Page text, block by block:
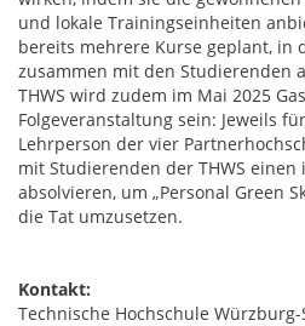
und lokale Trainingseinheiten
bereits mehrere Kurse geplant, in
zusammen mit den Studierenden
THWS wird zudem im Mai 2025
Folgeveranstaltung sein: Jeweils
Lehrperson der vier
mit Studierenden der THWS
absolvieren, um „Personal Green
die Tat umzusetzen.
Kontakt:
Technische Hochschule